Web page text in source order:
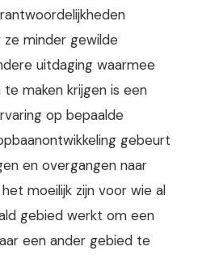
minder gewilde
uitdaging waarmee
maken krijgen is een
op bepaalde
gebeurt
en overgangen naar
moeilijk zijn voor wie al
gebied werkt om een
een ander gebied te